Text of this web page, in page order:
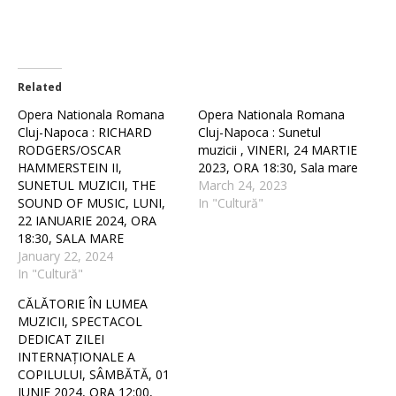
Related
Opera Nationala Romana
Cluj-Napoca : RICHARD
RODGERS/OSCAR
HAMMERSTEIN II,
SUNETUL MUZICII, THE
SOUND OF MUSIC, LUNI,
22 IANUARIE 2024, ORA
18:30, SALA MARE
January 22, 2024
In "Cultură"
Opera Nationala Romana
Cluj-Napoca : Sunetul
muzicii , VINERI, 24 MARTIE
2023, ORA 18:30, Sala mare
March 24, 2023
In "Cultură"
CĂLĂTORIE ÎN LUMEA
MUZICII, SPECTACOL
DEDICAT ZILEI
INTERNAȚIONALE A
COPILULUI, SÂMBĂTĂ, 01
IUNIE 2024, ORA 12:00,